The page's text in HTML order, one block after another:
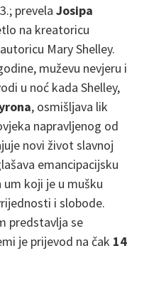
prevela Josipa
na kreatoricu
Mary Shelley.
muževu nevjeru i
u noć kada Shelley,
, osmišljava lik
napravljenog od
novi život slavnoj
emancipacijsku
um koji je u mušku
i slobode.
predstavlja se
je prijevod na čak 14